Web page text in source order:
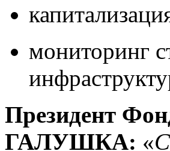
мониторинг
Президент
ГАЛУШКА: «